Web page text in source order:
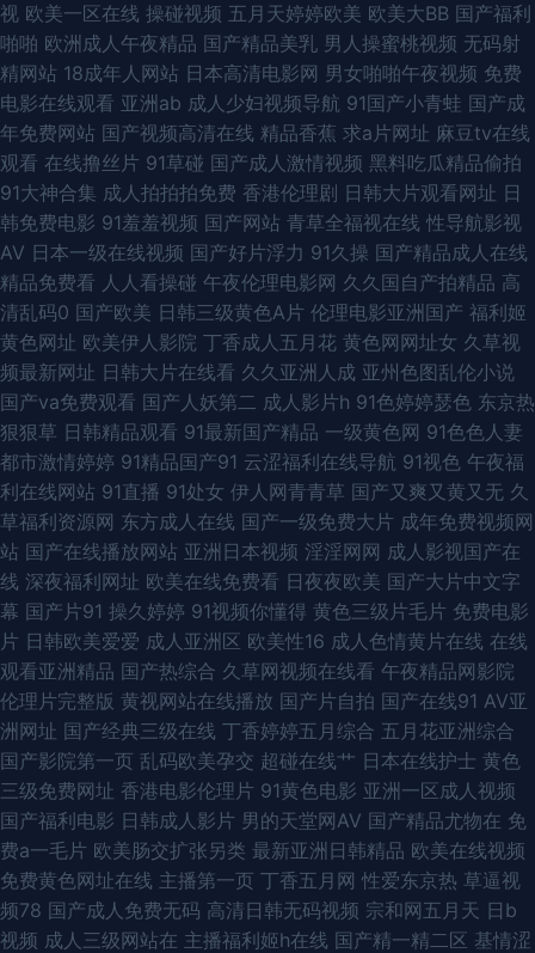
品 五月丁香国产在线网站 午夜神马福利社 极品伪娘TS 国产真实乱伦 亚洲精
品一区瑟瑟后入 香蕉在线观看视频 三级黄色官网 色国欧美 午夜性生爱妇妻
视频 淫淫网色五月一区 91豆花网亚 91福利社入口 91美女视频在线播放 极品
视频91 九二午夜视频 欧美妇视频 99日精品 麻豆操逼视频网 日本淫网综合
日韩精品首页 日本韩国欧美国产 影音先锋无码精品 91视屏在线地址发布网
91在线综合观看 国产做受高潮久久 精东A片 先锋AV强奸 亚洲狼人射区 深夜
电影院福利深a 国产二区免费 午夜成人用品影院 91玉足网战 欧美性爱ay 91
超碰碰 大香蕉AV色鬼 青娱乐国产十区 91海角 国产精久久 色色小网站 福利
嫂导航 视频网址入口 91主播福利在线 欧美TV免费视频 91日日夜 黄色视频A
91抖阴快播在线 视频国产91 偷拍伊人大香蕉 91网站8848院 avvt亚洲一区
午夜成人视频 99国产视频 日本黄色高清视频网站 91夜色69 久久微拍福利老
司机 91av导航 成人斗音视频 日本论理第一页 91探花免费在线 青娱乐论坛
91黑料吧 九1网页免费 一本道二三四区 麻豆啪啪啪 日本成人色网 91网页免
费版 玖玖综合性 91色导 女同网站 91福利社色色 后入大屁股 新大香蕉新址
超碰97国产在线观看 欧美不卡的 免费国产视频 91第一国产视频导航 国产96
视频导航 九一影院天美传媒 91免费视频网 俺去也啦 91深夜视频 男女做爱视
视 欧美一区在线 操碰视频 五月天婷婷欧美 欧美大BB 国产福利
啪啪 欧洲成人午夜精品 国产精品美乳 男人操蜜桃视频 无码射
精网站 18成年人网站 日本高清电影网 男女啪啪午夜视频 免费
电影在线观看 亚洲ab 成人少妇视频导航 91国产小青蛙 国产成
年免费网站 国产视频高清在线 精品香蕉 求a片网址 麻豆tv在线
观看 在线撸丝片 91草碰 国产成人激情视频 黑料吃瓜精品偷拍
91大神合集 成人拍拍拍免费 香港伦理剧 日韩大片观看网址 日
韩免费电影 91羞羞视频 国产网站 青草全福视在线 性导航影视
AV 日本一级在线视频 国产好片浮力 91久操 国产精品成人在线
精品免费看 人人看操碰 午夜伦理电影网 久久国自产拍精品 高
清乱码0 国产欧美 日韩三级黄色A片 伦理电影亚洲国产 福利姬
黄色网址 欧美伊人影院 丁香成人五月花 黄色网网址女 久草视
频最新网址 日韩大片在线看 久久亚洲人成 亚州色图乱伦小说
国产va免费观看 国产人妖第二 成人影片h 91色婷婷瑟色 东京热
狠狠草 日韩精品观看 91最新国产精品 一级黄色网 91色色人妻
都市激情婷婷 91精品国产91 云涩福利在线导航 91视色 午夜福
利在线网站 91直播 91处女 伊人网青青草 国产又爽又黄又无 久
草福利资源网 东方成人在线 国产一级免费大片 成年免费视频网
站 国产在线播放网站 亚洲日本视频 淫淫网网 成人影视国产在
线 深夜福利网址 欧美在线免费看 日夜夜欧美 国产大片中文字
幕 国产片91 操久婷婷 91视频你懂得 黄色三级片毛片 免费电影
片 日韩欧美爱爱 成人亚洲区 欧美性16 成人色情黄片在线 在线
观看亚洲精品 国产热综合 久草网视频在线看 午夜精品网影院
伦理片完整版 黄视网站在线播放 国产片自拍 国产在线91 AV亚
洲网址 国产经典三级在线 丁香婷婷五月综合 五月花亚洲综合
国产影院第一页 乱码欧美孕交 超碰在线艹 日本在线护士 黄色
三级免费网址 香港电影伦理片 91黄色电影 亚洲一区成人视频
国产福利电影 日韩成人影片 男的天堂网AV 国产精品尤物在 免
费a一毛片 欧美肠交扩张另类 最新亚洲日韩精品 欧美在线视频
免费黄色网址在线 主播第一页 丁香五月网 性爱东京热 草逼视
频78 国产成人免费无码 高清日韩无码视频 宗和网五月天 日b
视频 成人三级网站在 主播福利姬h在线 国产精一精二区 基情涩